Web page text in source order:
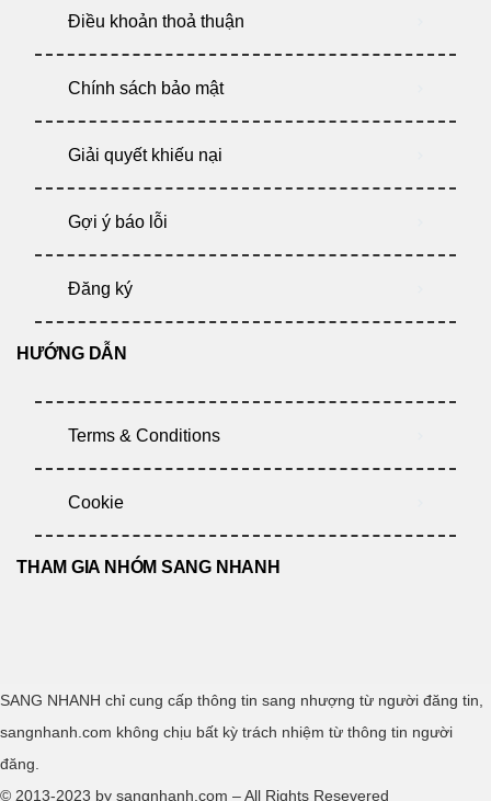
Điều khoản thoả thuận
Chính sách bảo mật
Giải quyết khiếu nại
Gợi ý báo lỗi
Đăng ký
HƯỚNG DẪN
Terms & Conditions
Cookie
THAM GIA NHÓM SANG NHANH
SANG NHANH chỉ cung cấp thông tin sang nhượng từ người đăng tin,
sangnhanh.com không chịu bất kỳ trách nhiệm từ thông tin người
đăng.
© 2013-2023 by sangnhanh.com – All Rights Resevered